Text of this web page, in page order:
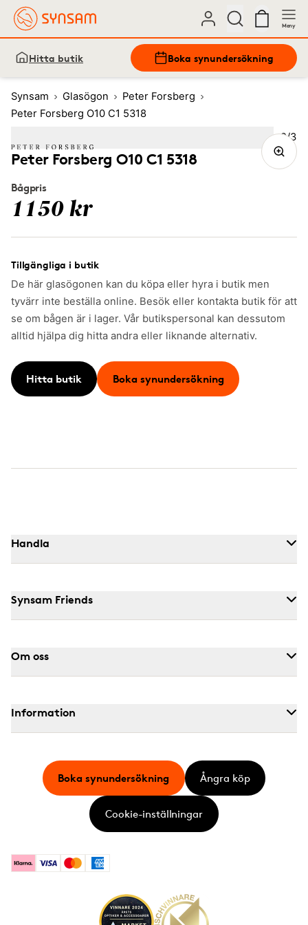
Meny
Hitta butik Boka synundersökning
Synsam Glasögon
Peter Forsberg
Peter Forsberg O10 C1 5318
Peter Forsberg O10 C1 5318
Bågpris
1150 kr
Tillgängliga i butik
De här glasögonen kan du köpa eller hyra i butik men
tyvärr inte beställa online. Besök eller kontakta butik för att
se om bågen är i lager. Vår butikspersonal kan dessutom
alltid hjälpa dig hitta andra eller liknande alternativ.
Hitta butik Boka synundersökning
Bild
2/3
Image1 3
Handla
Synsam Friends
Om oss
Information
KlarnaVisa MastercardAmerican Express
Boka synundersökning Ångra köp
Cookie-inställningar